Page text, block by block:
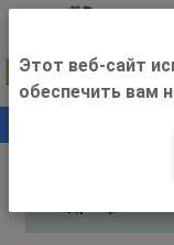
Внимание! С
Этот веб-сайт
обеспечить вам